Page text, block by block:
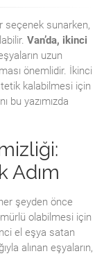
seçenek sunarken,
Van’da, ikinci
uzun
önemlidir. İkinci
kalabilmesi için
bu yazımızda
Adım
şeyden önce
olabilmesi için
el eşya satan
alınan eşyaların,